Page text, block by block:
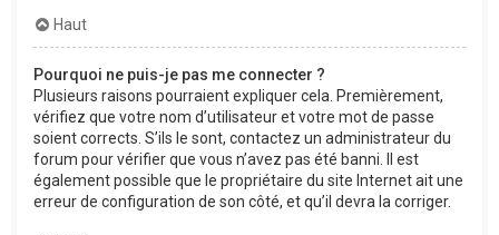
Haut
Pourquoi ne puis-je pas me connecter ?
Plusieurs raisons pourraient expliquer cela. Premièrement,
vérifiez que votre nom d’utilisateur et votre mot de passe
soient corrects. S’ils le sont, contactez un administrateur du
forum pour vérifier que vous n’avez pas été banni. Il est
également possible que le propriétaire du site Internet ait une
erreur de configuration de son côté, et qu’il devra la corriger.